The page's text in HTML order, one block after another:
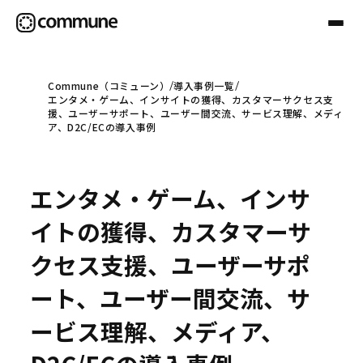
Communeについて
事例
セミナー
お役立ち情報
Commune（コミューン）
導入事例一覧
エンタメ・ゲーム、インサイトの獲得、カスタマーサクセス支
援、ユーザーサポート、ユーザー間交流、サービス理解、メディ
ア、D2C/ECの導入事例
エンタメ・ゲーム、インサ
イトの獲得、カスタマーサ
クセス支援、ユーザーサポ
ート、ユーザー間交流、サ
ービス理解、メディア、